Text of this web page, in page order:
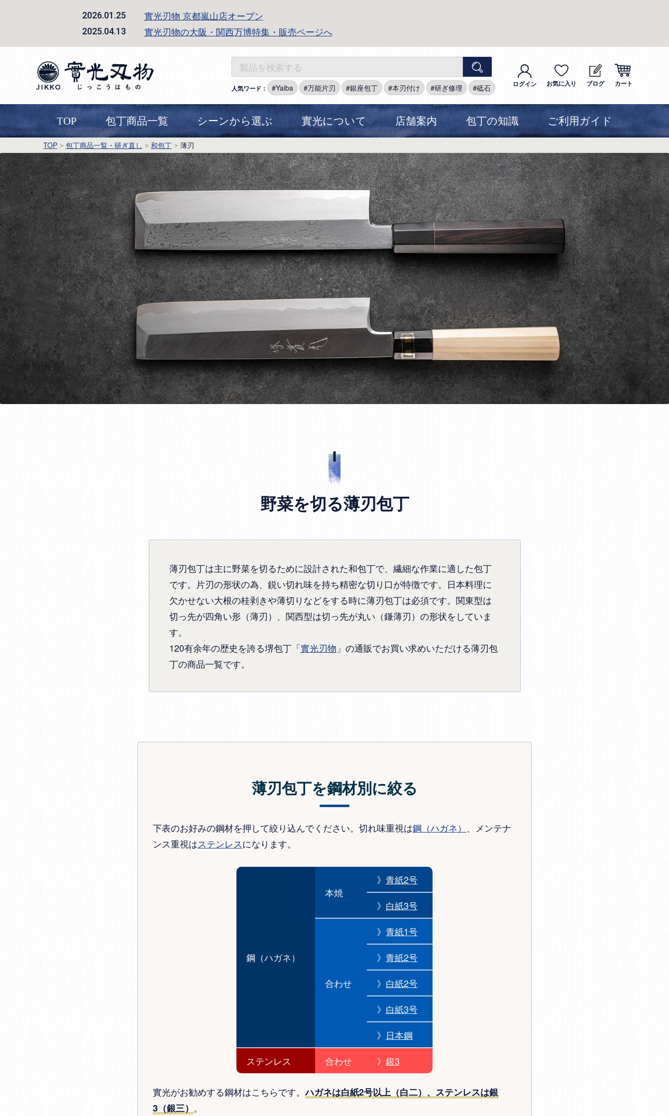
2026.01.25 實光刃物 京都嵐山店オープン
2025.04.13 實光刃物の大阪・関西万博特集・販売ページへ
人気ワード： Yaiba 万能片刃 銀座包丁 本刃付け 研ぎ修理 砥石 ログイン お気に入り ブログ カート
TOP 包丁商品一覧 シーンから選ぶ 實光について 店舗案内 包丁の知識 ご利用ガイド
TOP 包丁商品一覧・研ぎ直し 和包丁 薄刃
野菜を切る薄刃包丁
薄刃包丁は主に野菜を切るために設計された和包丁で、繊細な作業に適した包丁
です。片刃の形状の為、鋭い切れ味を持ち精密な切り口が特徴です。日本料理に
欠かせない大根の桂剥きや薄切りなどをする時に薄刃包丁は必須です。関東型は
切っ先が四角い形（薄刃）、関西型は切っ先が丸い（鎌薄刃）の形状をしていま
す。
120有余年の歴史を誇る堺包丁「實光刃物 」の通販でお買い求めいただける薄刃包
丁の商品一覧です。
薄刃包丁を鋼材別に絞る
下表のお好みの鋼材を押して絞り込んでください。切れ味重視は鋼（ハガネ） 、メンテナ
ンス重視はステンレスになります。
鋼（ハガネ）
本焼
》 青紙2号
》 白紙3号
合わせ
》 青紙1号
》 青紙2号
》 白紙2号
》 白紙3号
》 日本鋼
ステンレス
合わせ 》 銀3
實光がお勧めする鋼材はこちらです。ハガネは白紙2号以上（白二）、ステンレスは銀
3（銀三） 。